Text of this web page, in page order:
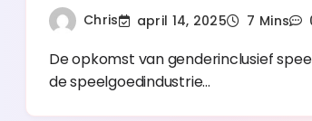
Chris april 14, 2025 7 Mins
De opkomst van genderinclusief
de speelgoedindustrie…